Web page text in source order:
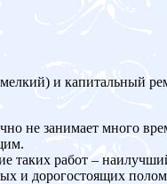
и капитальный
не занимает много
таких работ –
и дорогостоящих